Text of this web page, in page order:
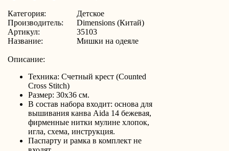
Категория:
Детское
Производитель:
Dimensions (Китай)
Артикул:
35103
Название:
Мишки на одеяле
Описание:
Техника: Счетный крест (Counted
Cross Stitch)
Размер: 30х36 см.
В состав набора входит: основа для
вышивания канва Aida 14 бежевая,
фирменные нитки мулине хлопок,
игла, схема, инструкция.
Паспарту и рамка в комплект не